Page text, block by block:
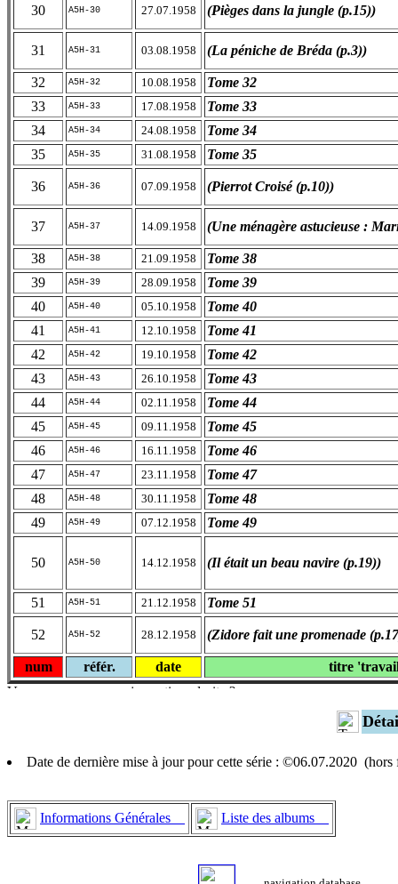
30 A5H-30 27.07.1958 (Pièges dans la jungle (p.15))
31 A5H-31 03.08.1958 (La péniche de Bréda (p.3))
32 A5H-32 10.08.1958
Tome 32
33
A5H-33 17.08.1958
Tome 33
34
A5H-34 24.08.1958
Tome 34
35
A5H-35 31.08.1958 Tome 35
36 A5H-36 07.09.1958 (Pierrot Croisé (p.10))
37 A5H-37 14.09.1958 (Une ménagère astucieuse :
38 A5H-38 21.09.1958
Tome 38
39
A5H-39 28.09.1958
Tome 39
40
A5H-40 05.10.1958
Tome 40
41
A5H-41 12.10.1958
Tome 41
42
A5H-42 19.10.1958
Tome 42
43
A5H-43 26.10.1958
Tome 43
44
A5H-44 02.11.1958
Tome 44
45
A5H-45 09.11.1958
Tome 45
46
A5H-46 16.11.1958
Tome 46
47
A5H-47 23.11.1958
Tome 47
48
A5H-48 30.11.1958
Tome 48
49
A5H-49 07.12.1958 Tome 49
50 A5H-50 14.12.1958 (Il était un beau navire (p.19))
51 A5H-51 21.12.1958 Tome 51
52 A5H-52 28.12.1958 (Zidore fait une promenade
num référ. date titre
Date de dernière mise à jour pour cette série : ©06.07.2020 (hors
Informations Générales Liste des albums